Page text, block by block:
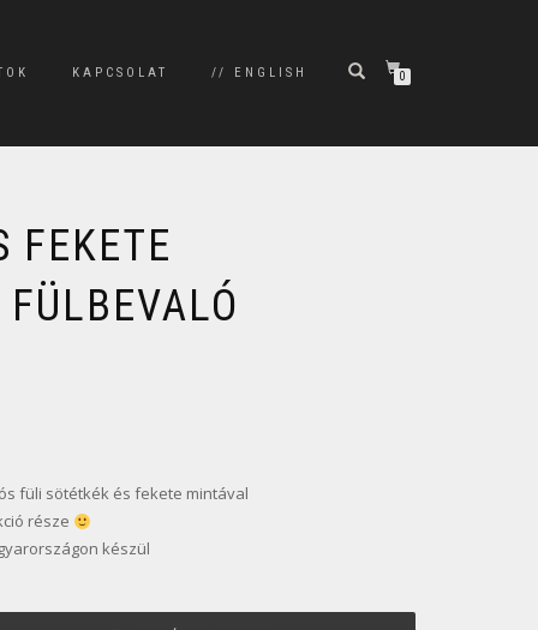
KAPCSOLAT // ENGLISH 0
FEKETE
füli sötétkék és fekete mintával
része
készül